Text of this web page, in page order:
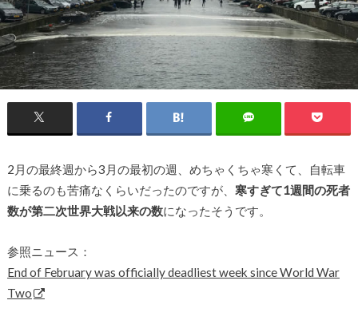
2月の最終週から3月の最初の週、めちゃくちゃ寒くて、自転車
に乗るのも苦痛なくらいだったのですが、 寒すぎて1週間の死者
数が第二次世界大戦以来の数になったそうです。
参照ニュース：
End of February was officially deadliest week since World War
Two